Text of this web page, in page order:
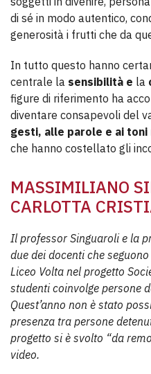
di sé in modo autentico,
generosità i frutti che da
In tutto questo hanno
centrale la sensibilità e la
figure di riferimento ha
diventare consapevoli del
gesti, alle parole e ai
che hanno costellato gli
MASSIMILIANO
CARLOTTA
Il professor Singuaroli e la
due dei docenti che
Liceo Volta nel progetto
studenti coinvolge persone
Quest’anno non è stato
presenza tra persone
progetto si è svolto “da
video.